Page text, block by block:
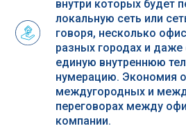
внутри которых будет
локальную сеть или
говоря, несколько
разных городах и даже
единую внутреннюю
нумерацию. Экономия
междугородных и
переговорах между
компании.